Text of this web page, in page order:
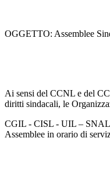
OGGETTO: Assemblee
Ai sensi del CCNL e del
diritti sindacali, le
CGIL - CISL - UIL –
Assemblee in orario di